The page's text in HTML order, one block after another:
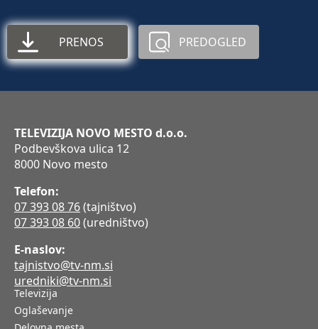
PRENOS PREDOGLED
TELEVIZIJA NOVO MESTO d.o.o.
Podbevškova ulica 12
8000 Novo mesto
Telefon:
07 393 08 76(tajništvo)
07 393 08 60(uredništvo)
E-naslov:
tajnistvo@tv-nm.si
uredniki@tv-nm.si
Televizija
Oglaševanje